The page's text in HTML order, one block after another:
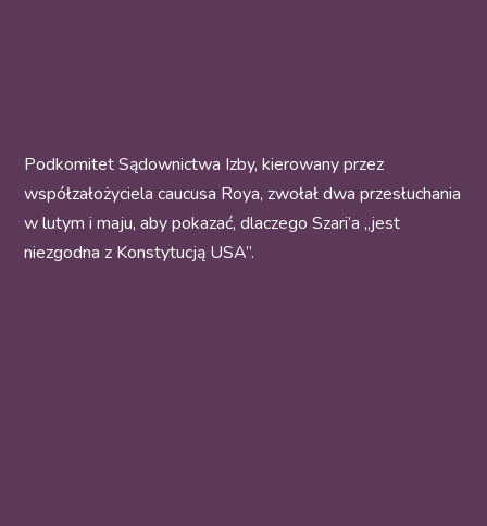
Podkomitet Sądownictwa Izby, kierowany przez
współzałożyciela caucusa Roya, zwołał dwa przesłuchania
w lutym i maju, aby pokazać, dlaczego Szari’a „jest
niezgodna z Konstytucją USA”.